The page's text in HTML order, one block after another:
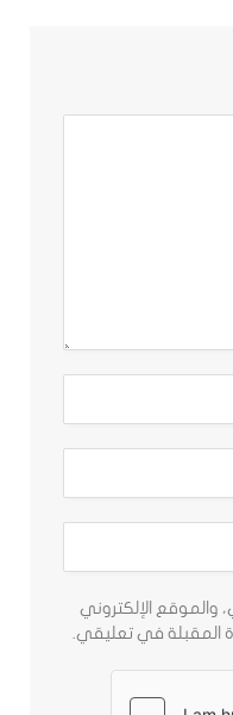
والموقع الإلكتروني
المقبلة في تعليقي.